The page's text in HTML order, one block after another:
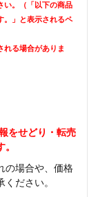
い。（「以下の商品
。」と表示されるペ
る場合がありま
をせどり・転売
の場合や、価格
ださい。